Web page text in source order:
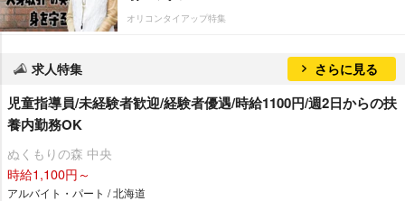
オリコンタイアップ特集
求人特集 さらに見る
児童指導員/未経験者歓迎/経験者優遇/時給1100円/週2日からの扶
養内勤務OK
ぬくもりの森 中央
時給1,100円～
アルバイト・パート / 北海道